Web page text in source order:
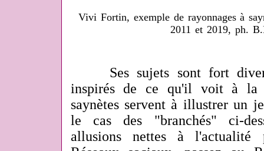
Vivi Fortin, exemple de rayonnages à
2011 et 2019, ph.
Ses sujets sont fort
inspirés de ce qu'il voit à la
saynètes servent à illustrer un
le cas des "branchés" ci-
allusions nettes à l'actualité